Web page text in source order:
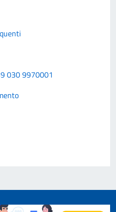
030 9970001